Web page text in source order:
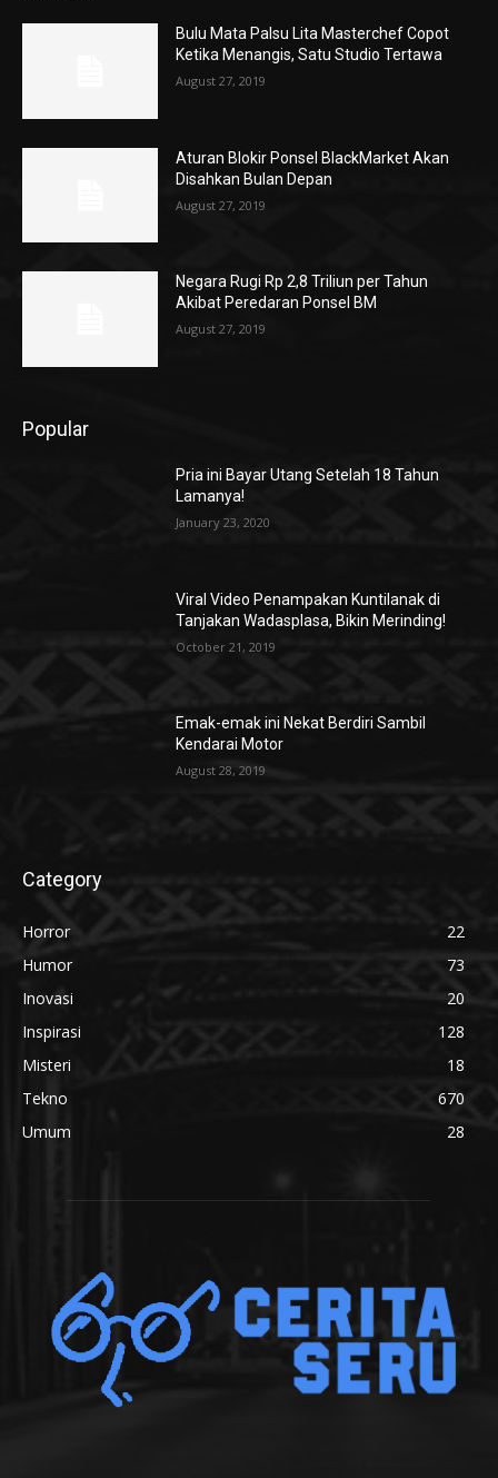
Bulu Mata Palsu Lita Masterchef Copot
Ketika Menangis, Satu Studio Tertawa
August 27, 2019
Aturan Blokir Ponsel BlackMarket Akan
Disahkan Bulan Depan
August 27, 2019
Negara Rugi Rp 2,8 Triliun per Tahun
Akibat Peredaran Ponsel BM
August 27, 2019
Popular
Pria ini Bayar Utang Setelah 18 Tahun
Lamanya!
January 23, 2020
Viral Video Penampakan Kuntilanak di
Tanjakan Wadasplasa, Bikin Merinding!
October 21, 2019
Emak-emak ini Nekat Berdiri Sambil
Kendarai Motor
August 28, 2019
Category
Horror
22
Humor
73
Inovasi
20
Inspirasi
128
Misteri
18
Tekno
670
Umum
28